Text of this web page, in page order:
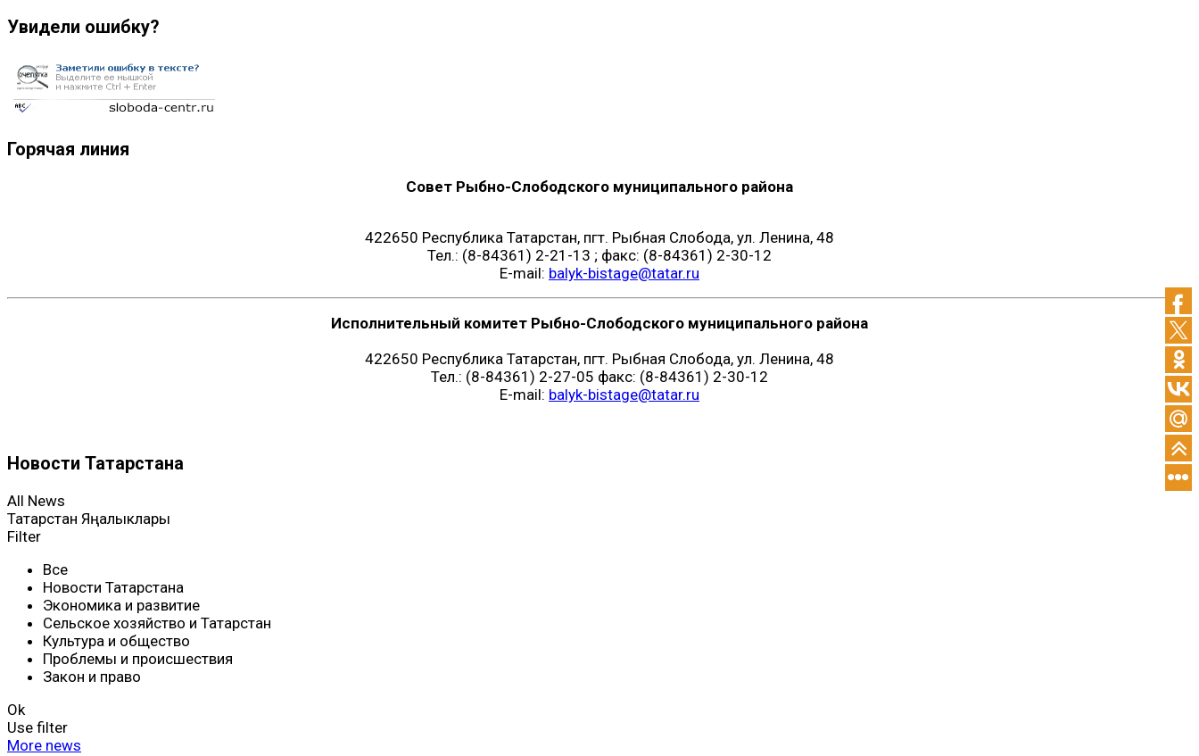
Увидели ошибку?
Горячая линия
Совет Рыбно-Слободского муниципального района
422650 Республика Татарстан, пгт. Рыбная Слобода, ул. Ленина, 48
Тел.: (8-84361) 2-21-13 ; факс: (8-84361) 2-30-12
E-mail: balyk-bistage@tatar.ru
Исполнительный комитет Рыбно-Слободского муниципального района
422650 Республика Татарстан, пгт. Рыбная Слобода, ул. Ленина, 48
Тел.: (8-84361) 2-27-05 факс: (8-84361) 2-30-12
E-mail: balyk-bistage@tatar.ru
Новости Татарстана
All News
Татарстан Яңалыклары
Filter
Все
Новости Татарстана
Экономика и развитие
Сельское хозяйство и Татарстан
Культура и общество
Проблемы и происшествия
Закон и право
Ok
Use filter
More news